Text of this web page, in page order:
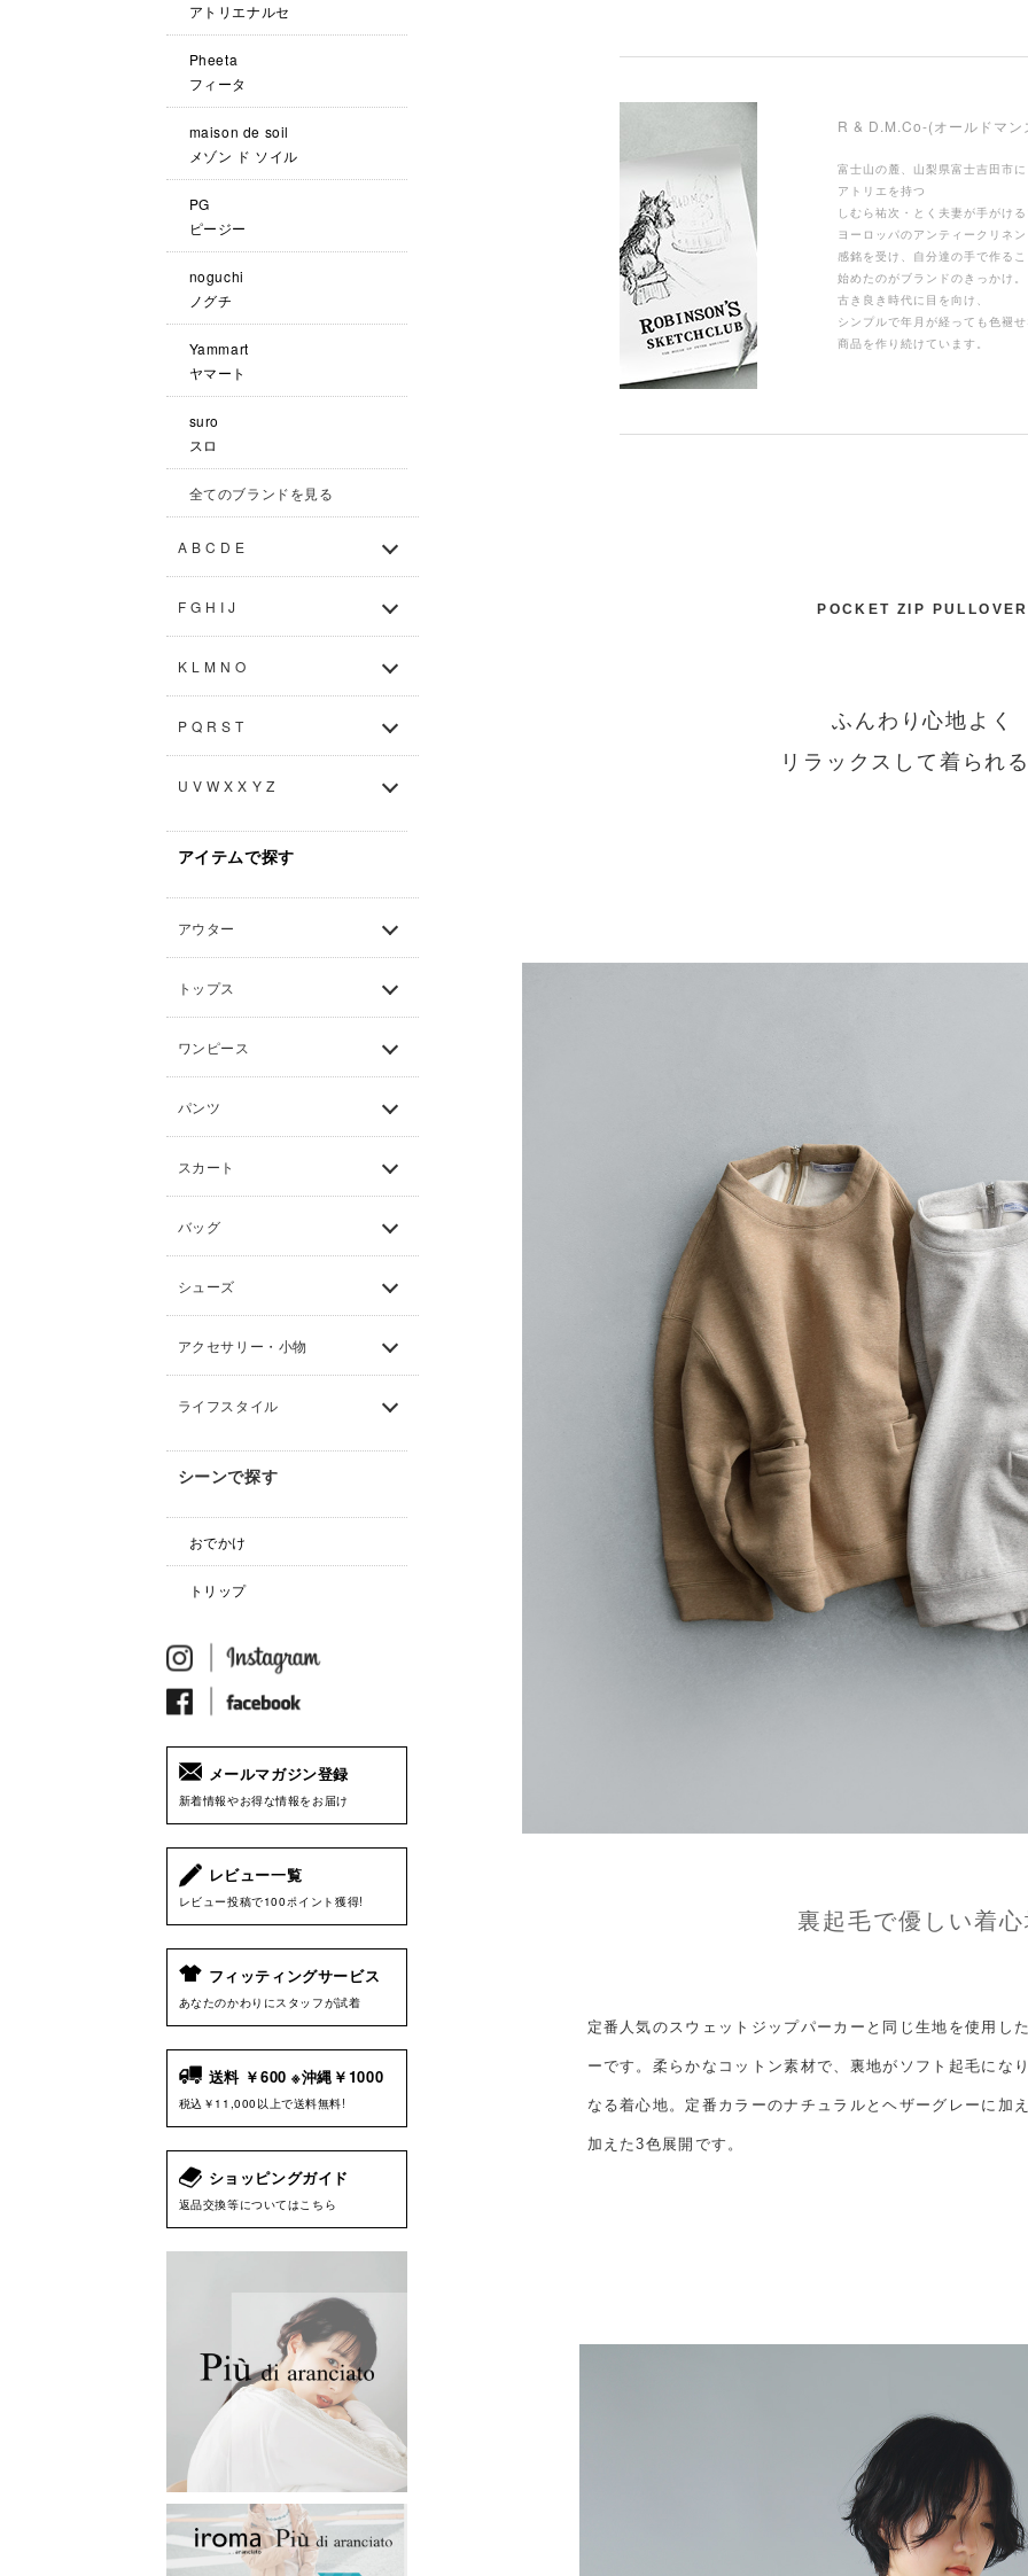
アトリエナルセ
Pheeta
フィータ
maison de soil
メゾン ド ソイル
PG
ピージー
noguchi
ノグチ
Yammart
ヤマート
suro
スロ
全てのブランドを見る
A B C D E
F G H I J
K L M N O
P Q R S T
U V W X X Y Z
アイテムで探す
アウター
トップス
ワンピース
パンツ
スカート
バッグ
シューズ
アクセサリー・小物
ライフスタイル
シーンで探す
おでかけ
トリップ
メールマガジン登録
新着情報やお得な情報をお届け
レビュー一覧
レビュー投稿で100ポイント獲得!
フィッティングサービス
あなたのかわりにスタッフが試着
送料 ￥600 ※沖縄￥1000
税込￥11,000以上で送料無料!
ショッピングガイド
返品交換等についてはこちら
R & D.M.Co-(オールドマン
富士山の麓、山梨県富士吉田市に
アトリエを持つ
しむら祐次・とく夫妻が手がけ
ヨーロッパのアンティークリネ
感銘を受け、自分達の手で作る
始めたのがブランドのきっかけ。
古き良き時代に目を向け、
シンプルで年月が経っても色褪
商品を作り続けています。
POCKET ZIP PULLOVER
ふんわり心地よく
リラックスして着られ
裏起毛で優しい着
定番人気のスウェットジップパーカーと同じ生地を使用し
ーです。柔らかなコットン素材で、裏地がソフト起毛にな
なる着心地。定番カラーのナチュラルとヘザーグレーに加
加えた3色展開です。